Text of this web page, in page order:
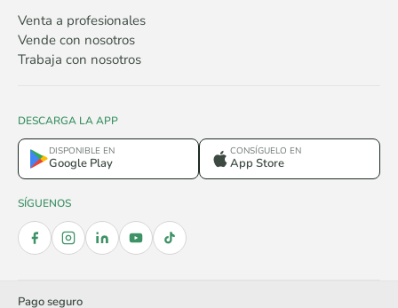
Venta a profesionales
Vende con nosotros
Trabaja con nosotros
DESCARGA LA APP
DISPONIBLE EN
Google Play
CONSÍGUELO EN
App Store
SÍGUENOS
Pago seguro